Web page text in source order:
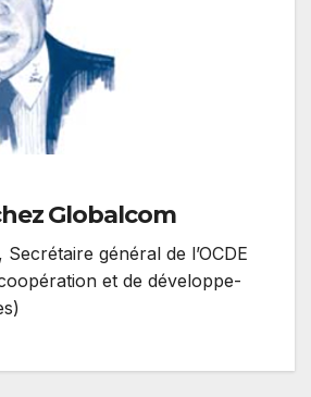
Globalcom
général de l’OCDE
et de développe-